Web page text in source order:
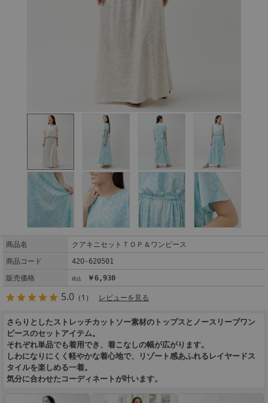
商品名
クアキニセットＴＯＰ＆ワンピース
商品コード
42O-620501
販売価格
￥6,930
5.0 （1） レビューを見る
さらりとしたストレッチカットソー素材のトップスとノースリーブワン
ピースのセットアイテム。
それぞれ単品でも着用でき、着こなしの幅が広がります。
しわになりにくく軽やかな着心地で、リゾート感あふれるレイヤードス
タイルを楽しめる一着。
気分に合わせたコーディネートが叶います。